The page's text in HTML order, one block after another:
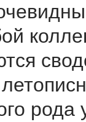
рода